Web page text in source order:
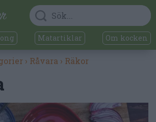
Matartiklar Om kocken
› Råvara › Räkor